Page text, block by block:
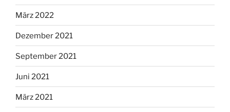
März 2022
Dezember 2021
September 2021
Juni 2021
März 2021